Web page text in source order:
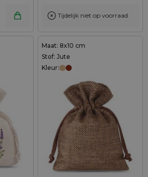
Tijdelijk niet op voorraad
Maat: 8x10 cm
Stof: Jute
Kleur: